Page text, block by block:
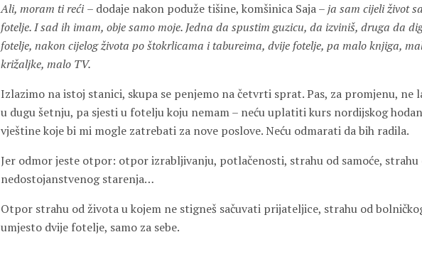
Ali, moram ti reći– dodaje nakon poduže tišine, komšinica Saja –ja sam cijeli život
fotelje. I sad ih imam, obje samo moje. Jedna da spustim guzicu, da izviniš, druga da
fotelje, nakon cijelog života po štokrlicama i tabureima, dvije fotelje, pa malo knjiga,
križaljke, malo TV.
Izlazimo na istoj stanici, skupa se penjemo na četvrti sprat. Pas, za promjenu, ne
u dugu šetnju, pa sjesti u fotelju koju nemam – neću uplatiti kurs nordijskog
vještine koje bi mi mogle zatrebati za nove poslove. Neću odmarati da bih radila.
Jer odmor jeste otpor: otpor izrabljivanju, potlačenosti, strahu od samoće, strahu
nedostojanstvenog starenja…
Otpor strahu od života u kojem ne stigneš sačuvati prijateljice, strahu od
umjesto dvije fotelje, samo za sebe.